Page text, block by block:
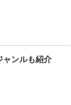
ャンルも紹介